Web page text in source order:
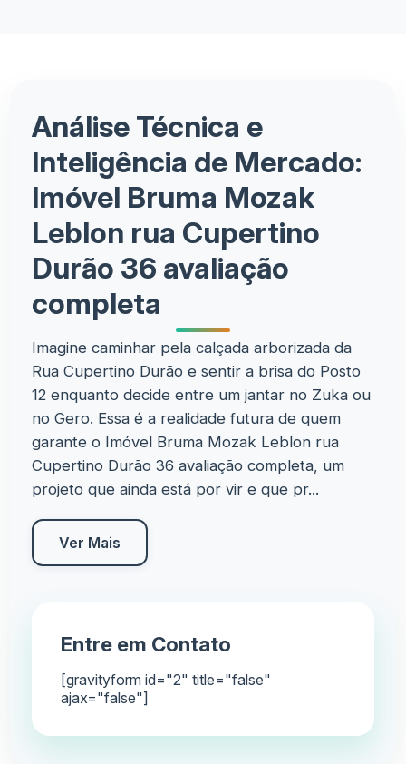
Análise Técnica e
Inteligência de Mercado:
Imóvel Bruma Mozak
Leblon rua Cupertino
Durão 36 avaliação
completa
Imagine caminhar pela calçada arborizada da
Rua Cupertino Durão e sentir a brisa do Posto
12 enquanto decide entre um jantar no Zuka ou
no Gero. Essa é a realidade futura de quem
garante o Imóvel Bruma Mozak Leblon rua
Cupertino Durão 36 avaliação completa, um
projeto que ainda está por vir e que pr...
Ver Mais
Entre em Contato
[gravityform id="2" title="false"
ajax="false"]